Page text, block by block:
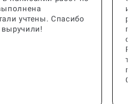
учтены. Спасибо